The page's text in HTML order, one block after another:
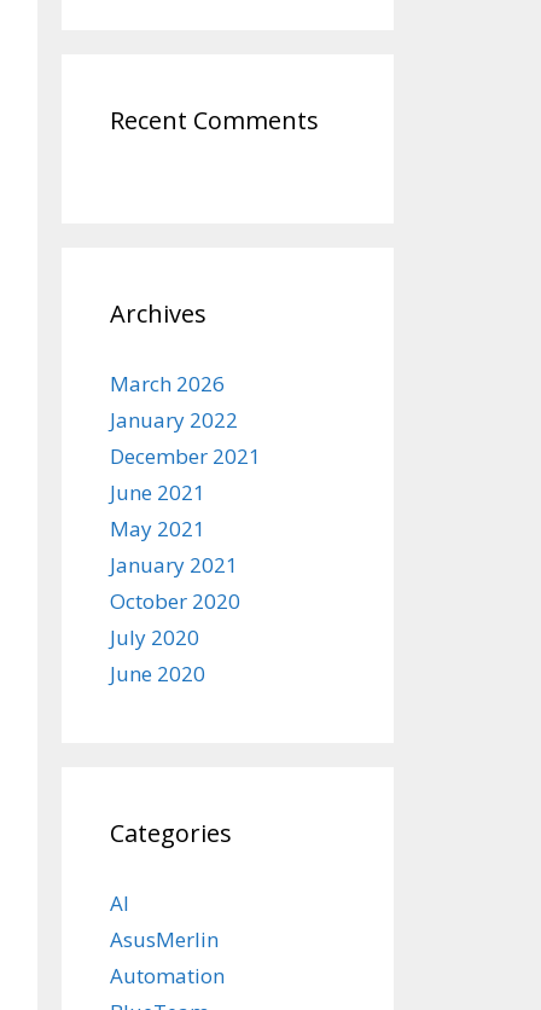
Recent Comments
Archives
March 2026
January 2022
December 2021
June 2021
May 2021
January 2021
October 2020
July 2020
June 2020
Categories
AI
AsusMerlin
Automation